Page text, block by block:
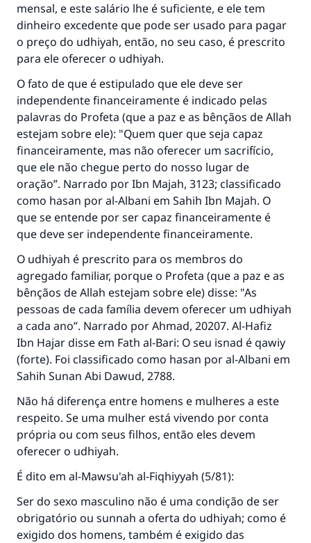
mensal, e este salário lhe é suficiente, e ele tem
dinheiro excedente que pode ser usado para pagar
o preço do udhiyah, então, no seu caso, é prescrito
para ele oferecer o udhiyah.
O fato de que é estipulado que ele deve ser
independente financeiramente é indicado pelas
palavras do Profeta (que a paz e as bênçãos de Allah
estejam sobre ele): "Quem quer que seja capaz
financeiramente, mas não oferecer um sacrifício,
que ele não chegue perto do nosso lugar de
oração”. Narrado por Ibn Majah, 3123; classificado
como hasan por al-Albani em Sahih Ibn Majah. O
que se entende por ser capaz financeiramente é
que deve ser independente financeiramente.
O udhiyah é prescrito para os membros do
agregado familiar, porque o Profeta (que a paz e as
bênçãos de Allah estejam sobre ele) disse: "As
pessoas de cada família devem oferecer um udhiyah
a cada ano”. Narrado por Ahmad, 20207. Al-Hafiz
Ibn Hajar disse em Fath al-Bari: O seu isnad é qawiy
(forte). Foi classificado como hasan por al-Albani em
Sahih Sunan Abi Dawud, 2788.
Não há diferença entre homens e mulheres a este
respeito. Se uma mulher está vivendo por conta
própria ou com seus filhos, então eles devem
oferecer o udhiyah.
É dito em al-Mawsu'ah al-Fiqhiyyah (5/81):
Ser do sexo masculino não é uma condição de ser
obrigatório ou sunnah a oferta do udhiyah; como é
exigido dos homens, também é exigido das
A resposta n° 110845 salvou um
casamento.
Ajude-nos a responder à Ummah
O Profeta ﷺ disse,
"Quem quer que incentive outros a fazer o
que é bom receberá a mesma recompensa
que aqueles que o fazem."
(MUSLIM, 1893)
CONTRIBUIR